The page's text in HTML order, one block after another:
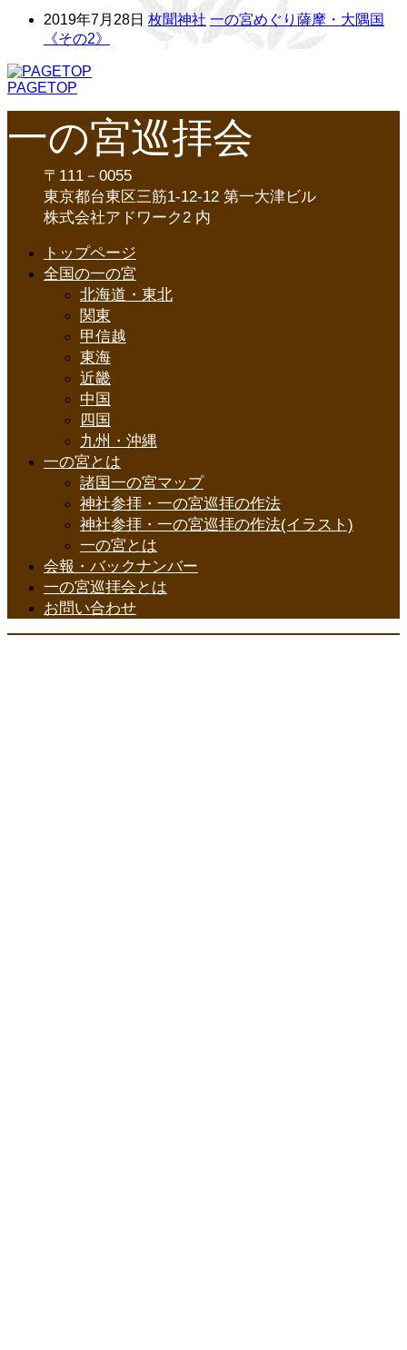
2019年7月28日 枚聞神社 一の宮めぐり薩摩・大隅国
《その2》
PAGETOP
一の宮巡拝会
〒111－0055
東京都台東区三筋1-12-12 第一大津ビル
株式会社アドワーク2 内
トップページ
全国の一の宮
北海道・東北
関東
甲信越
東海
近畿
中国
四国
九州・沖縄
一の宮とは
諸国一の宮マップ
神社参拝・一の宮巡拝の作法
神社参拝・一の宮巡拝の作法(イラスト)
一の宮とは
会報・バックナンバー
一の宮巡拝会とは
お問い合わせ